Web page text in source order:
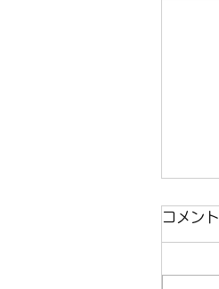
コメント